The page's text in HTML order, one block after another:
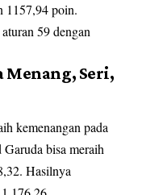
1157,94 poin.
59 dengan
Menang, Seri,
kemenangan pada
bisa meraih
Hasilnya